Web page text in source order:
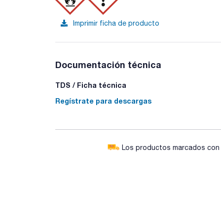
Imprimir ficha de producto
Documentación técnica
TDS / Ficha técnica
Regístrate para descargas
Los productos marcados con